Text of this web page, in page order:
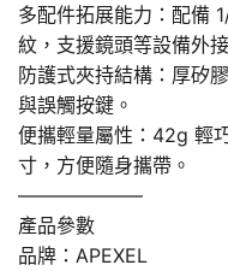
多配件拓展能力：配備
紋，支援鏡頭等設備外接
防護式夾持結構：厚矽
與誤觸按鍵。
便攜輕量屬性：42g 輕
寸，方便隨身攜帶。
——————–
產品參數
品牌：APEXEL